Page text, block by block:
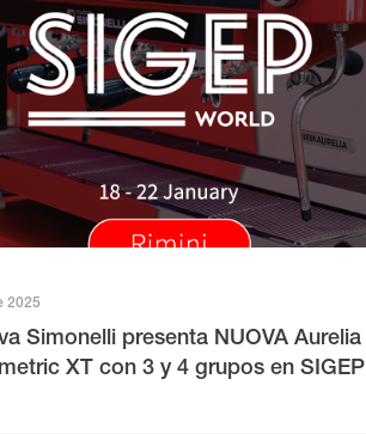
2025
Simonelli presenta NUOVA Aurelia
XT con 3 y 4 grupos en SIGEP